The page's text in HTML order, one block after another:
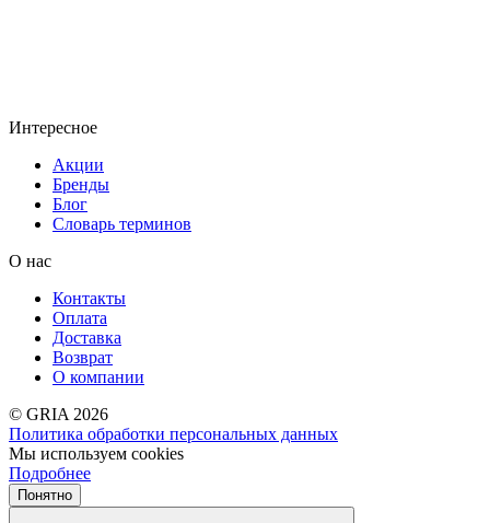
Интересное
Акции
Бренды
Блог
Словарь терминов
О нас
Контакты
Оплата
Доставка
Возврат
О компании
© GRIA 2026
Политика обработки персональных данных
Мы используем cookies
Подробнее
Понятно